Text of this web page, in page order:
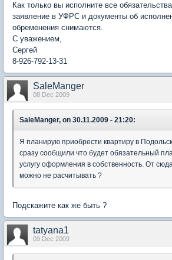
Как только вы исполните все
заявление в УФРС и документы об
обременения снимаются.
С уважением,
Сергей
8-926-792-13-31
SaleManger
08 Dec 2009
SaleManger, on 30.11.2009 - 21:20:
Я планирую приобрести квартиру в
сразу сообщили что будет обязательный
услугу оформления в собственность. От
можно не расчитывать ?
Подскажите как же быть ?
tatyana1
09 Dec 2009